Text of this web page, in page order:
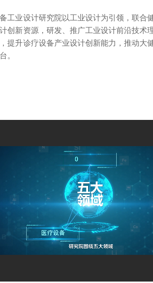
工业设计研究院以工业设计为引领，联合
创新资源，研发、推广工业设计前沿技
提升诊疗设备产业设计创新能力，推动大
。